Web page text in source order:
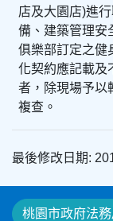
店及大園店)進
備、建築管理
俱樂部訂定之健
化契約應記載及
者，除現場予以
複查。
最後修改日期:
桃園市政府法務